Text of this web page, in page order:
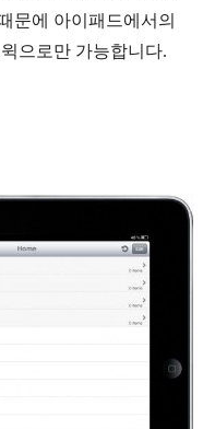
문에 아이패드에서의
으로만 가능합니다.